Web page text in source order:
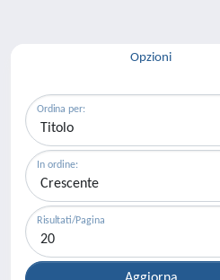
Opzioni
Ordina per:
In ordine:
Risultati/Pagina